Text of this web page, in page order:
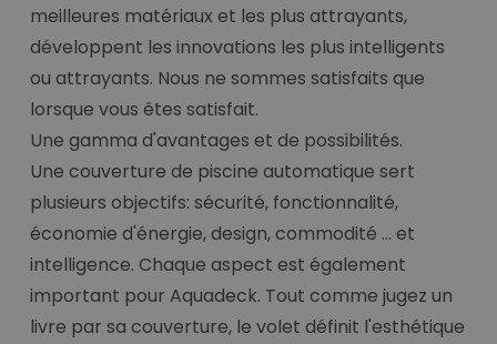
meilleures matériaux et les plus attrayants,
développent les innovations les plus intelligents
ou attrayants. Nous ne sommes satisfaits que
lorsque vous êtes satisfait.
Une gamma d'avantages et de possibilités.
Une couverture de piscine automatique sert
plusieurs objectifs: sécurité, fonctionnalité,
économie d'énergie, design, commodité ... et
intelligence. Chaque aspect est également
important pour Aquadeck. Tout comme jugez un
livre par sa couverture, le volet définit l'esthétique